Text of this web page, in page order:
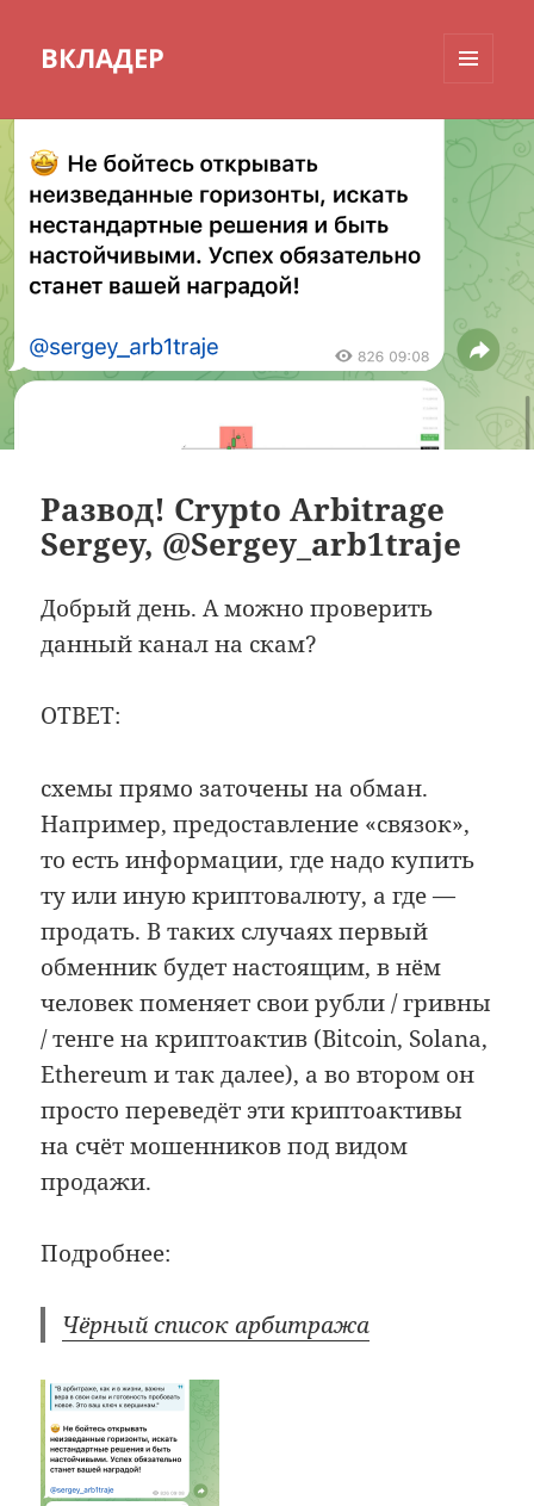
ВКЛАДЕР
Развод! Crypto Arbitrage
Sergey, @Sergey_arb1traje
Добрый день. А можно проверить
данный канал на скам?
ОТВЕТ:
схемы прямо заточены на обман.
Например, предоставление «связок»,
то есть информации, где надо купить
ту или иную криптовалюту, а где —
продать. В таких случаях первый
обменник будет настоящим, в нём
человек поменяет свои рубли / гривны
/ тенге на криптоактив (Bitcoin, Solana,
Ethereum и так далее), а во втором он
просто переведёт эти криптоактивы
на счёт мошенников под видом
продажи.
Подробнее:
Чёрный список арбитража